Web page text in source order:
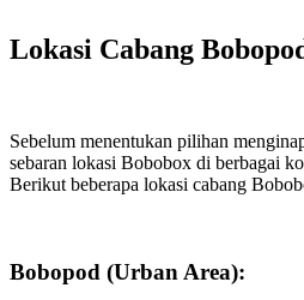
Lokasi Cabang
Sebelum menentukan pilihan
sebaran lokasi Bobobox di berbagai
Berikut beberapa lokasi cabang
Bobopod (Urban Area):